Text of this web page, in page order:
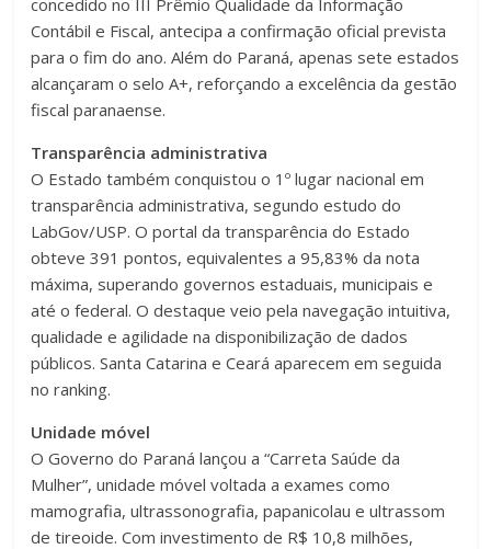
concedido no III Prêmio Qualidade da Informação
Contábil e Fiscal, antecipa a confirmação oficial prevista
para o fim do ano. Além do Paraná, apenas sete estados
alcançaram o selo A+, reforçando a excelência da gestão
fiscal paranaense.
Transparência administrativa
O Estado também conquistou o 1º lugar nacional em
transparência administrativa, segundo estudo do
LabGov/USP. O portal da transparência do Estado
obteve 391 pontos, equivalentes a 95,83% da nota
máxima, superando governos estaduais, municipais e
até o federal. O destaque veio pela navegação intuitiva,
qualidade e agilidade na disponibilização de dados
públicos. Santa Catarina e Ceará aparecem em seguida
no ranking.
Unidade móvel
O Governo do Paraná lançou a “Carreta Saúde da
Mulher”, unidade móvel voltada a exames como
mamografia, ultrassonografia, papanicolau e ultrassom
de tireoide. Com investimento de R$ 10,8 milhões,